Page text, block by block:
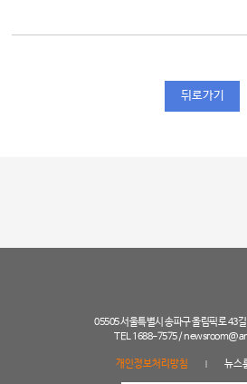
뒤로가기
05505 서울특별시 송파구 올림픽로 43
TEL 1688-7575 /
개인정보처리방침 뉴스